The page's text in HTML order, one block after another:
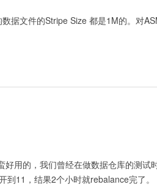
据文件的Stripe Size 都是1M的。对
用的，我们曾经在做数据仓库的测试
11，结果2个小时就rebalance完了。